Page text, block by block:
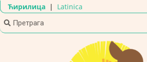
Ћирилица | Latinica